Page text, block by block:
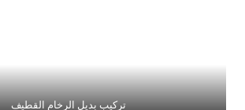
تركيب بديل الرخام القطيف